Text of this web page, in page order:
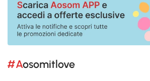
#Aosomitlove